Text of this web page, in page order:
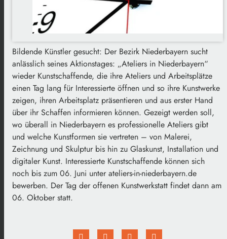
Bildende Künstler gesucht: Der Bezirk Niederbayern sucht
anlässlich seines Aktionstages: „Ateliers in Niederbayern“
wieder Kunstschaffende, die ihre Ateliers und Arbeitsplätze
einen Tag lang für Interessierte öffnen und so ihre Kunstwerke
zeigen, ihren Arbeitsplatz präsentieren und aus erster Hand
über ihr Schaffen informieren können. Gezeigt werden soll,
wo überall in Niederbayern es professionelle Ateliers gibt
und welche Kunstformen sie vertreten – von Malerei,
Zeichnung und Skulptur bis hin zu Glaskunst, Installation und
digitaler Kunst. Interessierte Kunstschaffende können sich
noch bis zum 06. Juni unter ateliers-in-niederbayern.de
bewerben. Der Tag der offenen Kunstwerkstatt findet dann am
06. Oktober statt.